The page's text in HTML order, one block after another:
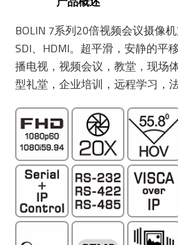
BOLIN 7系列20倍视频会议摄像
SDI、HDMI。超平滑，安静的平
播电视，视频会议，教堂，现场
型礼堂，企业培训，远程学习，